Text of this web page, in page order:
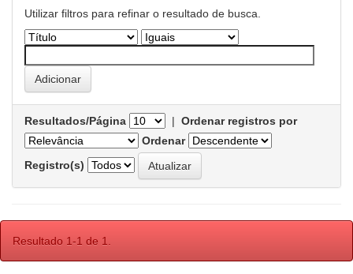
Utilizar filtros para refinar o resultado de busca.
Resultados/Página | Ordenar registros por
Ordenar
Registro(s)
Resultado 1-1 de 1.